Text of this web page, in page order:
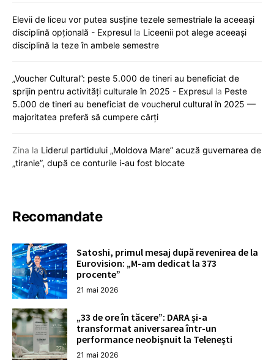
Elevii de liceu vor putea susține tezele semestriale la aceeași
disciplină opțională - Expresul la Liceenii pot alege aceeași
disciplină la teze în ambele semestre
„Voucher Cultural”: peste 5.000 de tineri au beneficiat de
sprijin pentru activități culturale în 2025 - Expresul la Peste
5.000 de tineri au beneficiat de voucherul cultural în 2025 —
majoritatea preferă să cumpere cărți
Zina la Liderul partidului „Moldova Mare” acuză guvernarea de
„tiranie”, după ce conturile i-au fost blocate
Recomandate
Satoshi, primul mesaj după revenirea de la
Eurovision: „M-am dedicat la 373
procente”
21 mai 2026
„33 de ore în tăcere”: DARA și-a
transformat aniversarea într-un
performance neobișnuit la Telenești
21 mai 2026